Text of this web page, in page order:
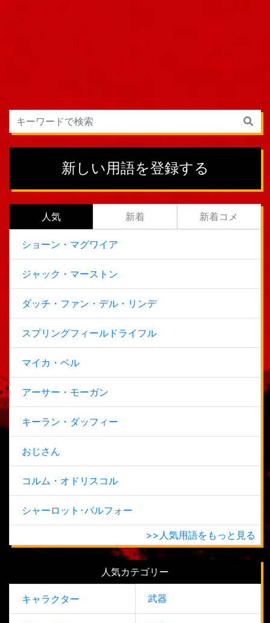
新しい用語を登録する
人気 新着 新着コメ
ショーン・マグワイア
ジャック・マーストン
ダッチ・ファン・デル・リンデ
スプリングフィールドライフル
マイカ・ベル
アーサー・モーガン
キーラン・ダッフィー
おじさん
コルム・オドリスコル
シャーロット･バルフォー
>>人気用語をもっと見る
人気カテゴリー
キャラクター 武器